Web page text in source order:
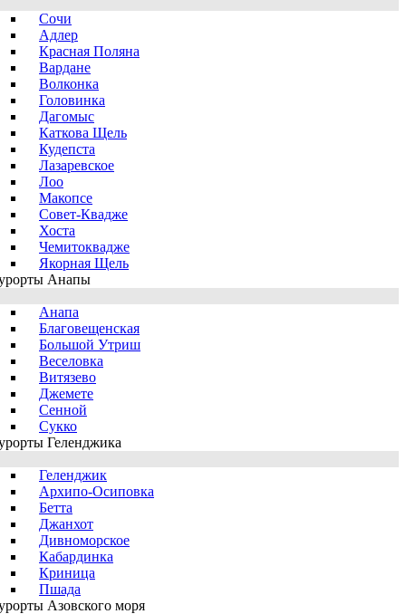
Сочи
Адлер
Красная Поляна
Вардане
Волконка
Головинка
Дагомыс
Каткова Щель
Кудепста
Лазаревское
Лоо
Макопсе
Совет-Квадже
Хоста
Чемитоквадже
Якорная Щель
Анапы
Анапа
Благовещенская
Большой Утриш
Веселовка
Витязево
Джемете
Сенной
Сукко
Геленджика
Геленджик
Архипо-Осиповка
Бетта
Джанхот
Дивноморское
Кабардинка
Криница
Пшада
Азовского моря